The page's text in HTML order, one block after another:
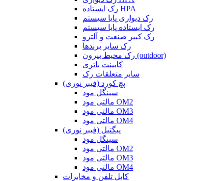
رک ایستاده HPA
رک دیواری پایا سیستم
رک ایستاده پایا سیستم
رک کبیر صنعت و آلترو
رک سایر برندها
رک محیط بیرون (outdoor)
کابینت باتری
سایر متعلقات رک
پچ کورد (فیبر نوری)
سینگل مود
مالتی مود OM2
مالتی مود OM3
مالتی مود OM4
پیگتیل (فیبر نوری)
سینگل مود
مالتی مود OM2
مالتی مود OM3
مالتی مود OM4
کابل تلفن و مخابرات